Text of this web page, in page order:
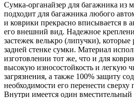
Сумка-органайзер для багажника из
подходит для багажника любого
и коврики прекрасно вписывается в
его внешний вид. Надежное
застежек велькро (липучки),
задней стенке сумки. Материал
изготовлении тот же, что и для
высокую износостойкость и легкую
загрязнения, а также 100% защиту
необходимости его перенести сверху
Внутри имеется один